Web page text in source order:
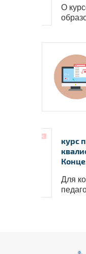
О
курс
Для